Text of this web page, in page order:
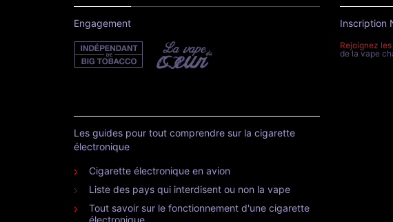
Engagement
Les guides pour tout comprendre sur la cigarette
électronique
Cigarette électronique en avion
Liste des pays qui interdisent ou non la vape
Tout savoir sur le fonctionnement d'une cigarette
électronique
Inscription
Rejoignez
de la vape